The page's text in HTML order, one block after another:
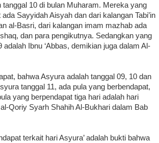
10 di bulan Muharam. Mereka yang
Sayyidah Aisyah dan dari kalangan Tabi’in
al-Basri, dari kalangan imam mazhab ada
dan para pengikutnya. Sedangkan yang
adalah Ibnu ‘Abbas, demikian juga dalam Al-
bahwa Asyura adalah tanggal 09, 10 dan
tanggal 11, ada pula yang berbendapat,
yang berpendapat tiga hari adalah hari
Qoriy Syarh Shahih Al-Bukhari dalam Bab
terkait hari Asyura’ adalah bukti bahwa